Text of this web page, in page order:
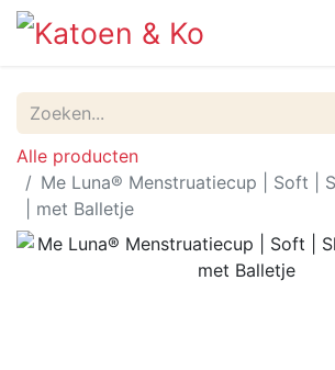
Alle producten
Me Luna® Menstruatiecup | Soft |
| met Balletje